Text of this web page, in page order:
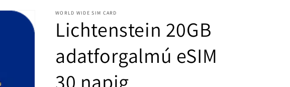
WORLD WIDE SIM CARD
Lichtenstein 20GB
adatforgalmú eSIM
30 napig